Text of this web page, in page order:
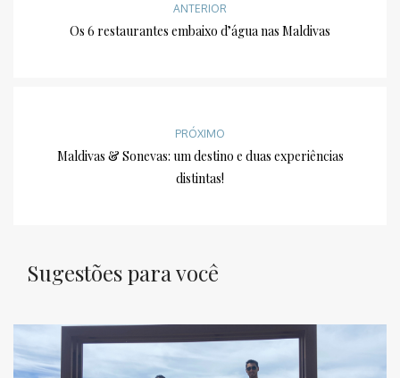
ANTERIOR
Os 6 restaurantes embaixo d’água nas Maldivas
PRÓXIMO
Maldivas & Sonevas: um destino e duas experiências
distintas!
Sugestões para você